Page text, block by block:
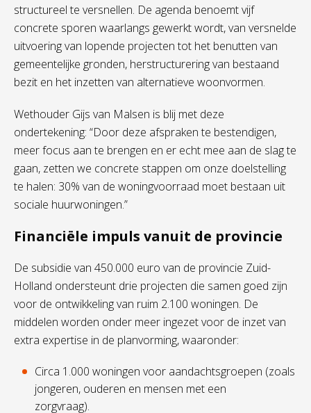
structureel te versnellen. De agenda benoemt vijf
concrete sporen waarlangs gewerkt wordt, van versnelde
uitvoering van lopende projecten tot het benutten van
gemeentelijke gronden, herstructurering van bestaand
bezit en het inzetten van alternatieve woonvormen.
Wethouder Gijs van Malsen is blij met deze
ondertekening: “Door deze afspraken te bestendigen,
meer focus aan te brengen en er echt mee aan de slag te
gaan, zetten we concrete stappen om onze doelstelling
te halen: 30% van de woningvoorraad moet bestaan uit
sociale huurwoningen.”
Financiële impuls vanuit de provincie
De subsidie van 450.000 euro van de provincie Zuid-
Holland ondersteunt drie projecten die samen goed zijn
voor de ontwikkeling van ruim 2.100 woningen. De
middelen worden onder meer ingezet voor de inzet van
extra expertise in de planvorming, waaronder:
Circa 1.000 woningen voor aandachtsgroepen (zoals
jongeren, ouderen en mensen met een
zorgvraag).